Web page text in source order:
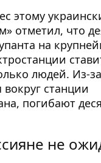
этому
отметил, что
на
людей. Из-
станции
погибают
не